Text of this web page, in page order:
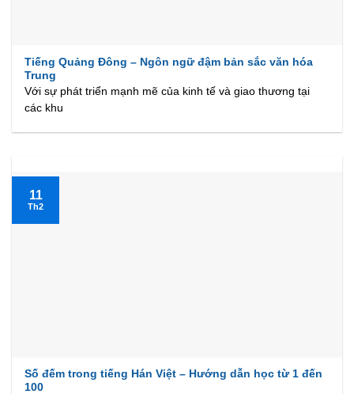
Tiếng Quảng Đông – Ngôn ngữ đậm bản sắc văn hóa
Trung
Với sự phát triển mạnh mẽ của kinh tế và giao thương tại
các khu
Số đếm trong tiếng Hán Việt – Hướng dẫn học từ 1 đến
100
11
Th2